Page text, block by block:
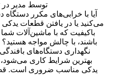
توسط مدیر در تاریخ
آیا با خرابی‌های مکرر
می‌کنید یا در یافتن قطعات
باکیفیت که با ماشین‌آلات
باشند، با چالش مواجه
نگهداری دستگاه‌های
بهترین شرایط کاری
یدکی مناسب ضروری است.